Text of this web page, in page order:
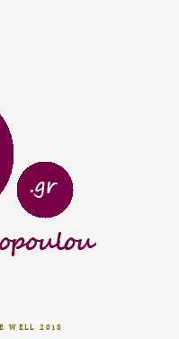
WELL 2018